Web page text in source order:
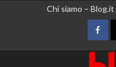
Chi siamo – Blog.it